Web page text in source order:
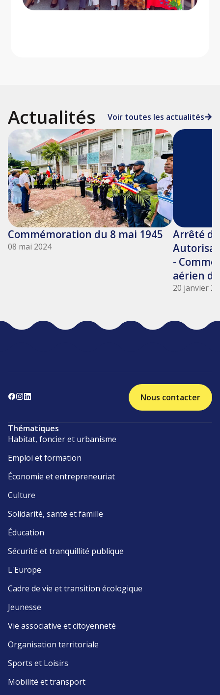
Actualités Voir toutes les actualités
Commémoration du 8 mai 1945
08 mai 2024
Arrêté
-
aérien
20 janvier
Nous contacter
Thématiques
Habitat, foncier et urbanisme
Emploi et formation
Économie et entrepreneuriat
Culture
Solidarité, santé et famille
Éducation
Sécurité et tranquillité publique
L'Europe
Cadre de vie et transition écologique
Jeunesse
Vie associative et citoyenneté
Organisation territoriale
Sports et Loisirs
Mobilité et transport